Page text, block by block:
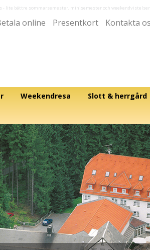
- lite bättre sommarsemester, minisemester och weekendvistelser
online Presentkort Kontakta
Weekendresa Slott & herrgård